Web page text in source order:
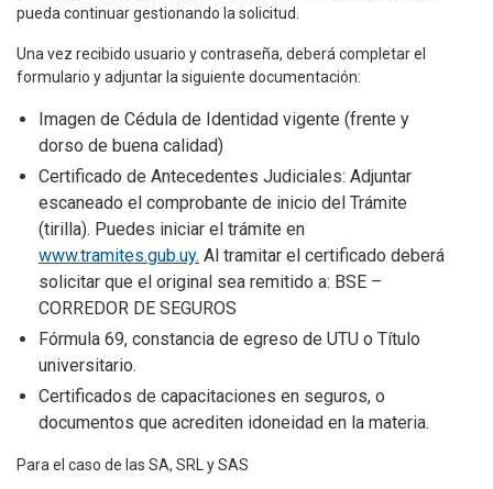
pueda continuar gestionando la solicitud.
Una vez recibido usuario y contraseña, deberá completar el
formulario y adjuntar la siguiente documentación:
Imagen de Cédula de Identidad vigente (frente y
dorso de buena calidad)
Certificado de Antecedentes Judiciales: Adjuntar
escaneado el comprobante de inicio del Trámite
(tirilla). Puedes iniciar el trámite en
www.tramites.gub.uy. Al tramitar el certificado deberá
solicitar que el original sea remitido a: BSE –
CORREDOR DE SEGUROS
Fórmula 69, constancia de egreso de UTU o Título
universitario.
Certificados de capacitaciones en seguros, o
documentos que acrediten idoneidad en la materia.
Para el caso de las SA, SRL y SAS